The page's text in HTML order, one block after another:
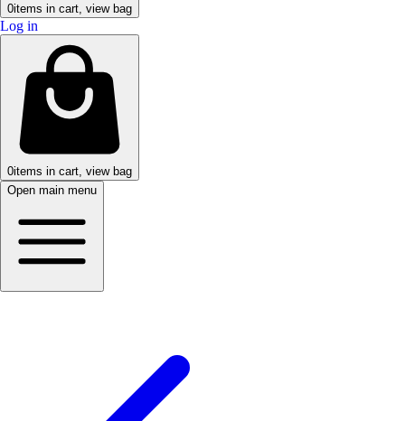
0items in cart, view bag
Log in
0items in cart, view bag
Open main menu